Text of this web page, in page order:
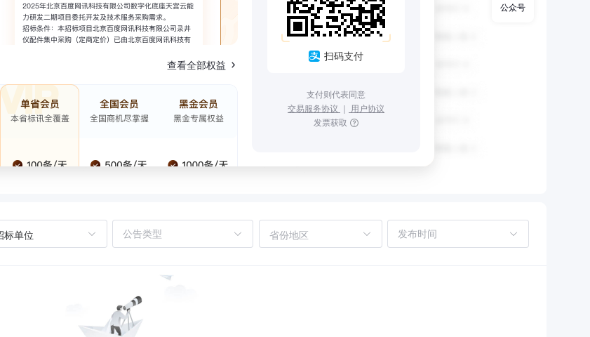
查看全部权益
扫码支付
支付则代表同意
交易服务协议 ｜ 用户协议
发票获取
标单位 省份地区
公众号